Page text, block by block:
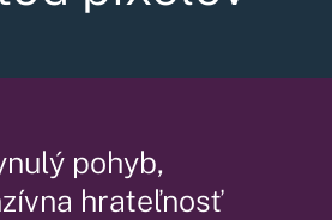
pohyb,
hrateľnosť